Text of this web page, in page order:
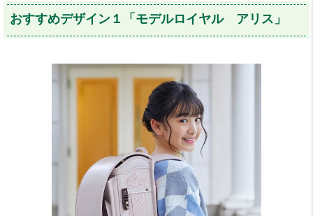
おすすめデザイン１「モデルロイヤル アリス」